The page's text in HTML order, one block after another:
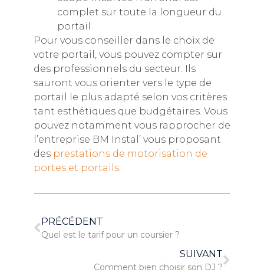
complet sur toute la longueur du
portail
Pour vous conseiller dans le choix de
votre portail, vous pouvez compter sur
des professionnels du secteur. Ils
sauront vous orienter vers le type de
portail le plus adapté selon vos critères
tant esthétiques que budgétaires. Vous
pouvez notamment vous rapprocher de
l’entreprise BM Instal’ vous proposant
des prestations de motorisation de
portes et portails.
PRÉCÉDENT
Quel est le tarif pour un coursier ?
SUIVANT
Comment bien choisir son DJ ?